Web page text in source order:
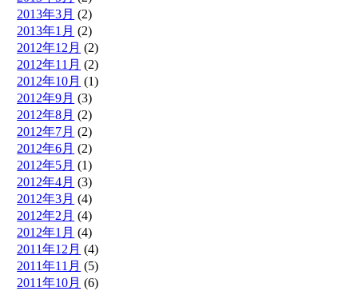
2013年3月 (2)
2013年1月 (2)
2012年12月 (2)
2012年11月 (2)
2012年10月 (1)
2012年9月 (3)
2012年8月 (2)
2012年7月 (2)
2012年6月 (2)
2012年5月 (1)
2012年4月 (3)
2012年3月 (4)
2012年2月 (4)
2012年1月 (4)
2011年12月 (4)
2011年11月 (5)
2011年10月 (6)